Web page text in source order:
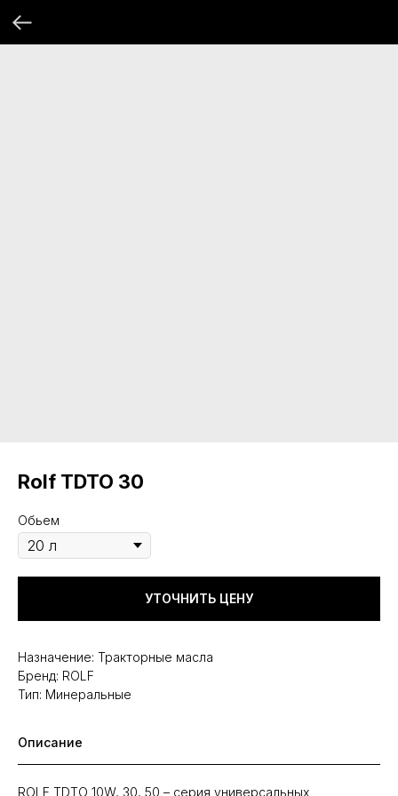
Rolf TDTO 30
Обьем
УТОЧНИТЬ ЦЕНУ
Назначение: Тракторные масла
Бренд: ROLF
Тип: Минеральные
Описание
ROLF TDTO 10W, 30, 50 – серия универсальных